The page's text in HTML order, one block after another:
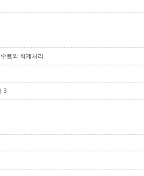
료의 회계처리
3